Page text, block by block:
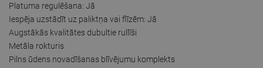
Platuma regulēšana: Jā
Iespēja uzstādīt uz paliktņa vai flīzēm: Jā
Augstākās kvalitātes dubultie rullīši
Metāla rokturis
Pilns ūdens novadīšanas blīvējumu komplekts